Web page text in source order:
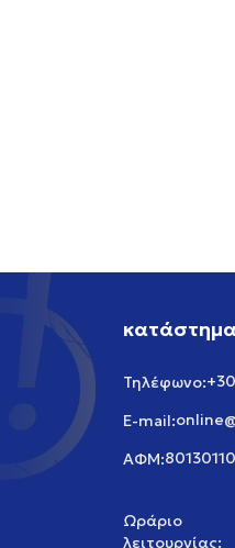
Τηλέφωνο:
E-mail:
ΑΦΜ:
Ωράριο
λειτουργίας: